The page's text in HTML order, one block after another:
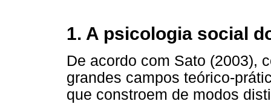
1. A psicologia social
De acordo com Sato (2003),
grandes campos teórico-
que constroem de modos